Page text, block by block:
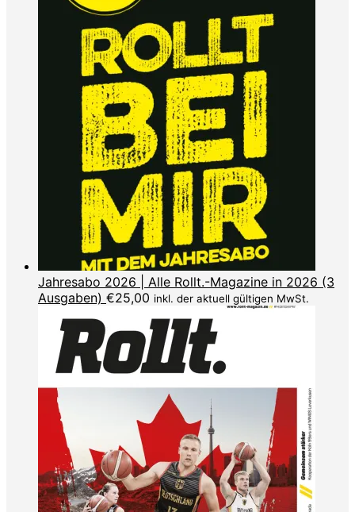
Jahresabo 2026 | Alle Rollt.-Magazine in 2026 (3
Ausgaben) €25,00 inkl. der aktuell gültigen MwSt.